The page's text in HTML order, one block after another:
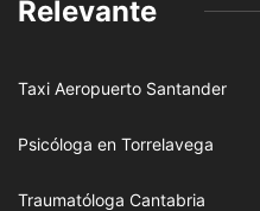
Relevante
Taxi Aeropuerto Santander
Psicóloga en Torrelavega
Traumatóloga Cantabria